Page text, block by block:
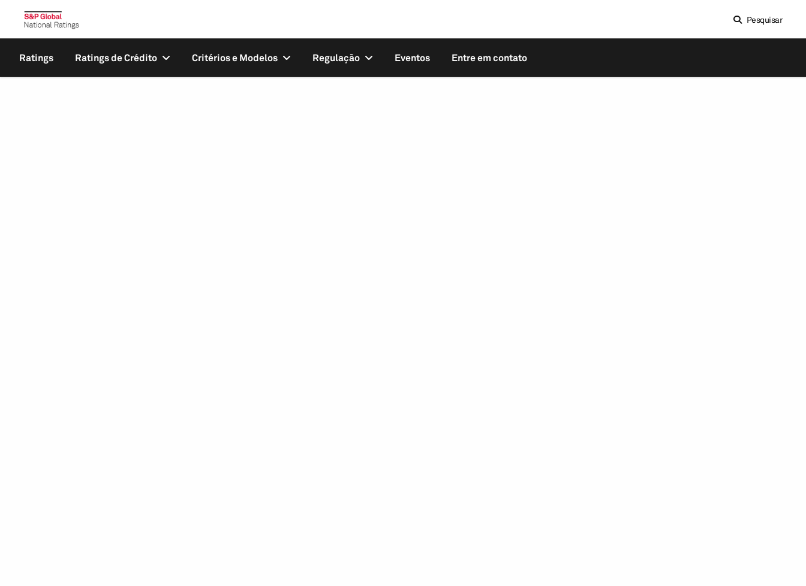
Pesquisar
Ratings Ratings de Crédito Critérios e Modelos Regulação Eventos Entre em contato